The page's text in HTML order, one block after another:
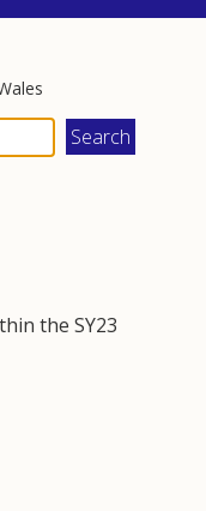
the SY23